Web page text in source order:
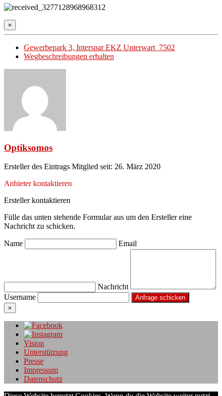
×
Gewerbepark 3, Interspar EKZ Unterwart 7502
Wegbeschreibungen erhalten
Optiksomos
Ersteller des Eintrags Mitglied seit: 26. März 2020
Anbieter kontaktieren
Ersteller kontaktieren
Fülle das unten stehende Formular aus um den Ersteller eine
Nachricht zu schicken.
Name Email
Nachricht
Username
×
Vision
Unterstützung
Presse
Impressum
Datenschutz